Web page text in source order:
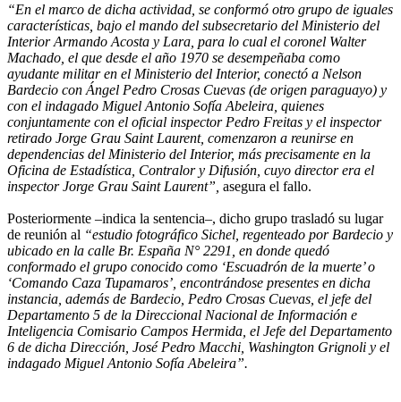
“En el marco de dicha actividad, se conformó otro grupo de iguales
características, bajo el mando del subsecretario del Ministerio del
Interior Armando Acosta y Lara, para lo cual el coronel Walter
Machado, el que desde el año 1970 se desempeñaba como
ayudante militar en el Ministerio del Interior, conectó a Nelson
Bardecio con Ángel Pedro Crosas Cuevas (de origen paraguayo) y
con el indagado Miguel Antonio Sofía Abeleira, quienes
conjuntamente con el oficial inspector Pedro Freitas y el inspector
retirado Jorge Grau Saint Laurent, comenzaron a reunirse en
dependencias del Ministerio del Interior, más precisamente en la
Oficina de Estadística, Contralor y Difusión, cuyo director era el
inspector Jorge Grau Saint Laurent”, asegura el fallo.
Posteriormente –indica la sentencia–, dicho grupo trasladó su lugar
de reunión al “estudio fotográfico Sichel, regenteado por Bardecio y
ubicado en la calle Br. España N° 2291, en donde quedó
conformado el grupo conocido como ‘Escuadrón de la muerte’ o
‘Comando Caza Tupamaros’, encontrándose presentes en dicha
instancia, además de Bardecio, Pedro Crosas Cuevas, el jefe del
Departamento 5 de la Direccional Nacional de Información e
Inteligencia Comisario Campos Hermida, el Jefe del Departamento
6 de dicha Dirección, José Pedro Macchi, Washington Grignoli y el
indagado Miguel Antonio Sofía Abeleira”.